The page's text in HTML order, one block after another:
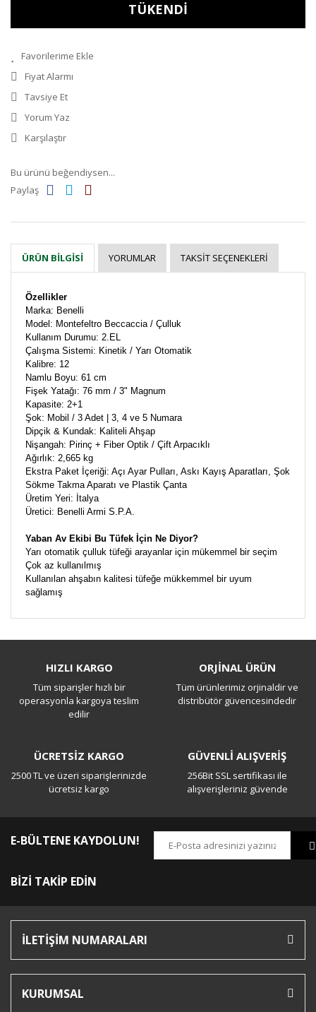
TÜKENDİ
Fiyat Alarmı
Tavsiye Et
Yorum Yaz
Karşılaştır
Bu ürünü beğendiysen...
Paylaş
ÜRÜN BILGISI YORUMLAR TAKSIT SEÇENEKLERI
Özellikler
Marka: Benelli
Model: Montefeltro Beccaccia / Çulluk
Kullanım Durumu: 2.EL
Çalışma Sistemi: Kinetik / Yarı Otomatik
Kalibre: 12
Namlu Boyu: 61 cm
Fişek Yatağı: 76 mm / 3" Magnum
Kapasite: 2+1
Şok: Mobil / 3 Adet | 3, 4 ve 5 Numara
Dipçik & Kundak: Kaliteli Ahşap
Nişangah: Pirinç + Fiber Optik / Çift Arpacıklı
Ağırlık: 2,665 kg
Ekstra Paket İçeriği: Açı Ayar Pulları, Askı Kayış Aparatları, Şok
Sökme Takma Aparatı ve Plastik Çanta
Üretim Yeri: İtalya
Üretici: Benelli Armi S.P.A.
Yaban Av Ekibi Bu Tüfek İçin Ne Diyor?
Yarı otomatik çulluk tüfeği arayanlar için mükemmel bir seçim
Çok az kullanılmış
Kullanılan ahşabın kalitesi tüfeğe mükkemmel bir uyum
sağlamış
Yorum Yaz
HIZLI KARGO
Tüm siparişler hızlı bir
operasyonla kargoya teslim
edilir
ORJİNAL ÜRÜN
Tüm ürünlerimiz orjinaldir ve
distribütör güvencesindedir
ÜCRETSİZ KARGO
2500 TL ve üzeri siparişlerinizde
ücretsiz kargo
GÜVENLİ ALIŞVERİŞ
256Bit SSL sertifikası ile
alışverişleriniz güvende
E-BÜLTENE KAYDOLUN!
BİZİ TAKİP EDİN
İLETİŞİM NUMARALARI
KURUMSAL